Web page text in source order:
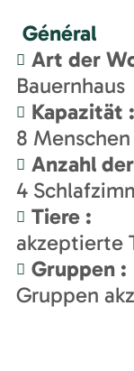
Général
Art der
Bauernhaus
Kapazität :
8 Menschen
Anzahl
4
Tiere :
akzeptierte
Gruppen :
Gruppen